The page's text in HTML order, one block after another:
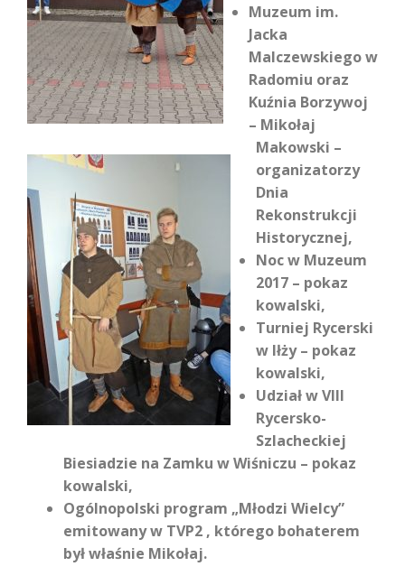
Muzeum im.
Jacka
Malczewskiego w
Radomiu oraz
Kuźnia Borzywoj
– Mikołaj
Makowski –
organizatorzy
Dnia
Rekonstrukcji
Historycznej,
Noc w Muzeum
2017 – pokaz
kowalski,
Turniej Rycerski
w Iłży – pokaz
kowalski,
Udział w VIII
Rycersko-
Szlacheckiej
Biesiadzie na Zamku w Wiśniczu – pokaz
kowalski,
Ogólnopolski program „Młodzi Wielcy”
emitowany w TVP2 , którego bohaterem
był właśnie Mikołaj.